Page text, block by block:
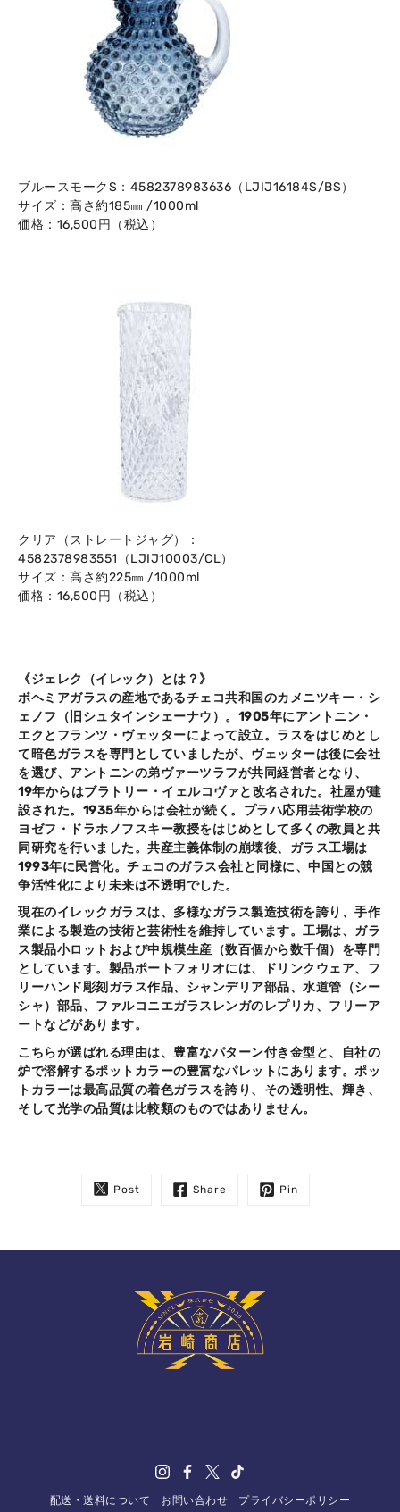
ブルースモークS：4582378983636（LJIJ16184S/BS）
サイズ：高さ約185㎜ /1000ml
価格：16,500円（税込）
クリア（ストレートジャグ）：
4582378983551（LJIJ10003/CL）
サイズ：高さ約225㎜ /1000ml
価格：16,500円（税込）
《ジェレク（イレック）とは？》
ボヘミアガラスの産地であるチェコ共和国のカメニツキー・シ
ェノフ（旧シュタインシェーナウ）。1905年にアントニン・
エクとフランツ・ヴェッターによって設立。ラスをはじめとし
て暗色ガラスを専門としていましたが、ヴェッターは後に会社
を選び、アントニンの弟ヴァーツラフが共同経営者となり、
19年からはブラトリー・イェルコヴァと改名された。社屋が建
設された。1935年からは会社が続く。プラハ応用芸術学校の
ヨゼフ・ドラホノフスキー教授をはじめとして多くの教員と共
同研究を行いました。共産主義体制の崩壊後、ガラス工場は
1993年に民営化。チェコのガラス会社と同様に、中国との競
争活性化により未来は不透明でした。
現在のイレックガラスは、多様なガラス製造技術を誇り、手作
業による製造の技術と芸術性を維持しています。工場は、ガラ
ス製品小ロットおよび中規模生産（数百個から数千個）を専門
としています。製品ポートフォリオには、ドリンクウェア、フ
リーハンド彫刻ガラス作品、シャンデリア部品、水道管（シー
シャ）部品、ファルコニエガラスレンガのレプリカ、フリーア
ートなどがあります。
こちらが選ばれる理由は、豊富なパターン付き金型と、自社の
炉で溶解するポットカラーの豊富なパレットにあります。ポッ
トカラーは最高品質の着色ガラスを誇り、その透明性、輝き、
そして光学の品質は比較類のものではありません。
Post Share Pin
配送・送料について お問い合わせ プライバシーポリシー